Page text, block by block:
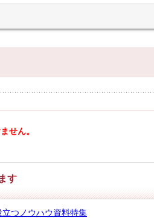
せん。
す
立つノウハウ資料特集